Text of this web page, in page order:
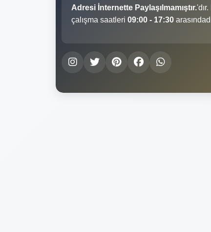
Adresi İnternette Paylaşılmamıştır.
çalışma saatleri 09:00 - 17:30